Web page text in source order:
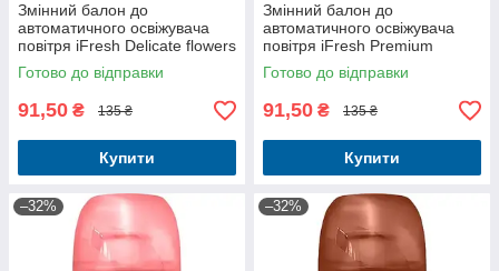
Змінний балон до
автоматичного освіжувача
повітря iFresh Delicate flowers
250 мл
Готово до відправки
91,50 ₴ 135 ₴
Купити
Змінний балон до
автоматичного освіжувача
повітря iFresh Premium
Aroma Vanilla praline 250 мл
Готово до відправки
91,50 ₴ 135 ₴
Купити
–32% –32%